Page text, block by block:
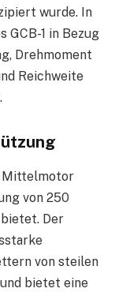
wurde. In
GCB-1 in Bezug
Drehmoment
Reichweite
Mittelmotor
von 250
Der
von steilen
bietet eine